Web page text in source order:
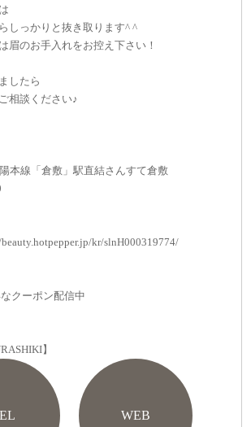
しっかりと抜き取ります^ ^
眉のお手入れをお控え下さい！
したら
相談ください♪
線「倉敷」駅直結さんすて倉敷
kr/slnH000319774/
クーポン配信中
】
WEB